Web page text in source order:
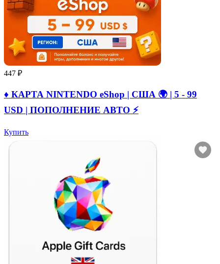
447 ₽
♦️ КАРТА NINTENDO eShop | США 🌍 | 5 - 99
USD | ПОПОЛНЕНИЕ АВТО ⚡
Купить